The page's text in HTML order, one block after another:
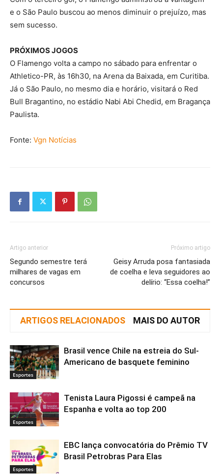
e o São Paulo buscou ao menos diminuir o prejuízo, mas
sem sucesso.
PRÓXIMOS JOGOS
O Flamengo volta a campo no sábado para enfrentar o
Athletico-PR, às 16h30, na Arena da Baixada, em Curitiba.
Já o São Paulo, no mesmo dia e horário, visitará o Red
Bull Bragantino, no estádio Nabi Abi Chedid, em Bragança
Paulista.
Fonte: Vgn Notícias
Artigo anterior
Segundo semestre terá
milhares de vagas em
concursos
Próximo artigo
Geisy Arruda posa fantasiada
de coelha e leva seguidores ao
delírio: “Essa coelha!”
ARTIGOS RELACIONADOS MAIS DO AUTOR
Esportes
Brasil vence Chile na estreia do Sul-
Americano de basquete feminino
Esportes
Tenista Laura Pigossi é campeã na
Espanha e volta ao top 200
Esportes
EBC lança convocatória do Prêmio TV
Brasil Petrobras Para Elas